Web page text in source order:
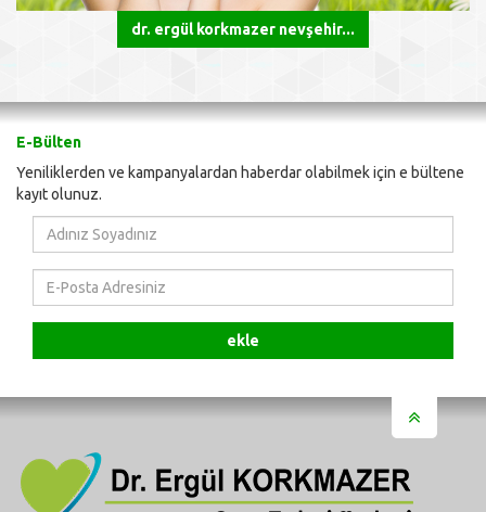
dr. ergül korkmazer nevşehir...
E-Bülten
Yeniliklerden ve kampanyalardan haberdar olabilmek için e bültene
kayıt olunuz.
Adınız
E-
Adresiniz
ekle